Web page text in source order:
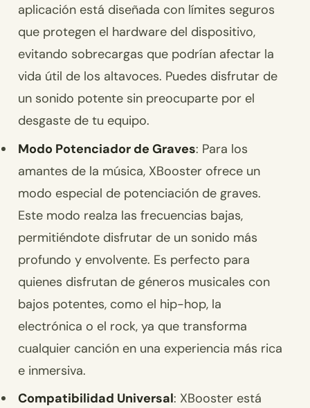
aplicación está diseñada con límites seguros
que protegen el hardware del dispositivo,
evitando sobrecargas que podrían afectar la
vida útil de los altavoces. Puedes disfrutar de
un sonido potente sin preocuparte por el
desgaste de tu equipo.
Modo Potenciador de Graves: Para los
amantes de la música, XBooster ofrece un
modo especial de potenciación de graves.
Este modo realza las frecuencias bajas,
permitiéndote disfrutar de un sonido más
profundo y envolvente. Es perfecto para
quienes disfrutan de géneros musicales con
bajos potentes, como el hip-hop, la
electrónica o el rock, ya que transforma
cualquier canción en una experiencia más rica
e inmersiva.
Compatibilidad Universal: XBooster está